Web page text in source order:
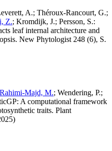
A.; Théroux-Rancourt, G.;
Z.; Kromdijk, J.; Persson, S.:
leaf internal architecture and
New Phytologist 248 (6), S.
Rahimi-Majd, M.; Wendering, P.;
A computational framework
traits. Plant